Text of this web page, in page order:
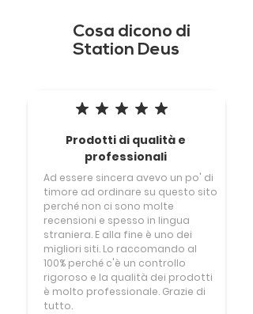
Cosa dicono di
Station Deus
la valutazione media è 5 su 5
Prodotti di qualità e
professionali
Ad essere sincera avevo un po' di
timore ad ordinare su questo sito
perché non ci sono molte
recensioni e spesso in lingua
straniera. E alla fine è uno dei
migliori siti. Lo raccomando al
100% perché c'è un controllo
rigoroso e la qualità dei prodotti
è molto professionale. Grazie di
tutto.